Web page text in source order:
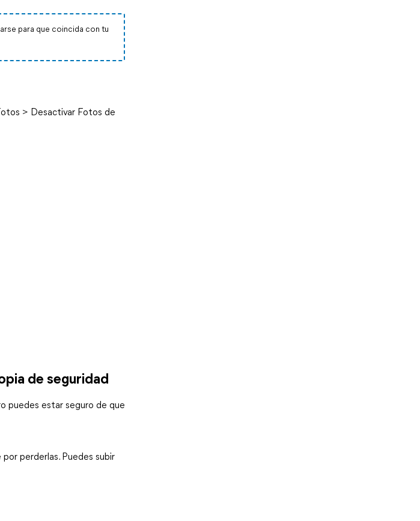
para que coincida con tu
> Desactivar Fotos de
de seguridad
puedes estar seguro de que
perderlas. Puedes subir